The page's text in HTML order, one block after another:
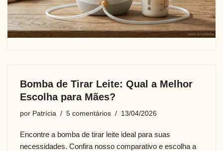
Bomba de Tirar Leite: Qual a Melhor
Escolha para Mães?
por Patrícia 5 comentários 13/04/2026
Encontre a bomba de tirar leite ideal para suas
necessidades. Confira nosso comparativo e escolha a